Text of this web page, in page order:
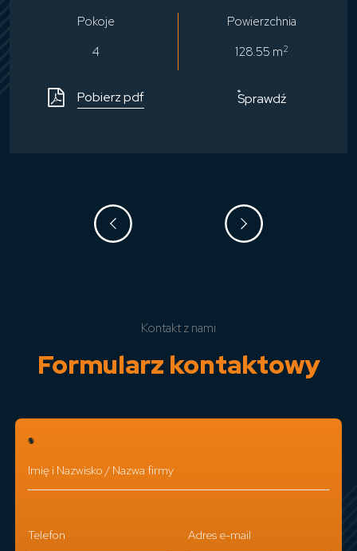
Pokoje
4
Powierzchnia
128.55 m2
Pobierz pdf Sprawdź
Kontakt z nami
Formularz kontaktowy
Imię i Nazwisko / Nazwa firmy
Telefon Adres e-mail